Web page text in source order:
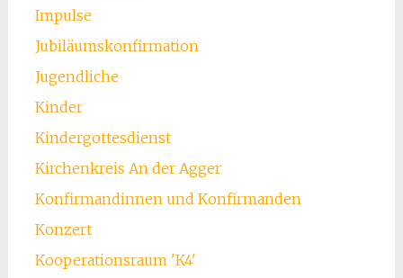
Impulse
Jubiläumskonfirmation
Jugendliche
Kinder
Kindergottesdienst
Kirchenkreis An der Agger
Konfirmandinnen und Konfirmanden
Konzert
Kooperationsraum 'K4'